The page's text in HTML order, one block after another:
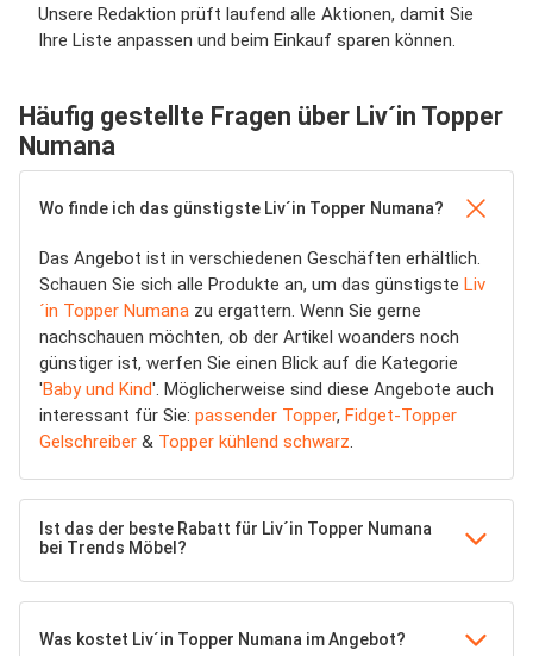
Unsere Redaktion prüft laufend alle Aktionen, damit Sie
Ihre Liste anpassen und beim Einkauf sparen können.
Häufig gestellte Fragen über Liv´in Topper
Numana
Wo finde ich das günstigste Liv´in Topper Numana?
Das Angebot ist in verschiedenen Geschäften erhältlich.
Schauen Sie sich alle Produkte an, um das günstigste Liv
´in Topper Numana zu ergattern. Wenn Sie gerne
nachschauen möchten, ob der Artikel woanders noch
günstiger ist, werfen Sie einen Blick auf die Kategorie
'Baby und Kind'. Möglicherweise sind diese Angebote auch
interessant für Sie: passender Topper, Fidget-Topper
Gelschreiber & Topper kühlend schwarz
Ist das der beste Rabatt für Liv´in Topper Numana
bei Trends Möbel?
Was kostet Liv´in Topper Numana im Angebot?